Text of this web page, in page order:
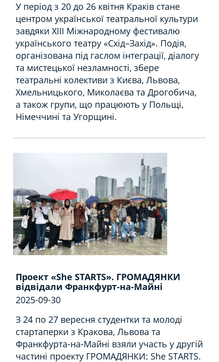
У період з 20 до 26 квітня Краків стане
центром української театральної культури
завдяки XIII Міжнародному фестивалю
українського театру «Схід–Захід». Подія,
організована під гаслом інтеграції, діалогу
та мистецької незламності, збере
театральні колективи з Києва, Львова,
Хмельницького, Миколаєва та Дрогобича,
а також групи, що працюють у Польщі,
Німеччині та Угорщині.
Проект «She STARTS». ГРОМАДЯНКИ
відвідали Франкфурт-на-Майні
2025-09-30
З 24 по 27 вересня студентки та молоді
стартаперки з Кракова, Львова та
Франкфурта-на-Майні взяли участь у другій
частині проекту ГРОМАДЯНКИ: She STARTS.